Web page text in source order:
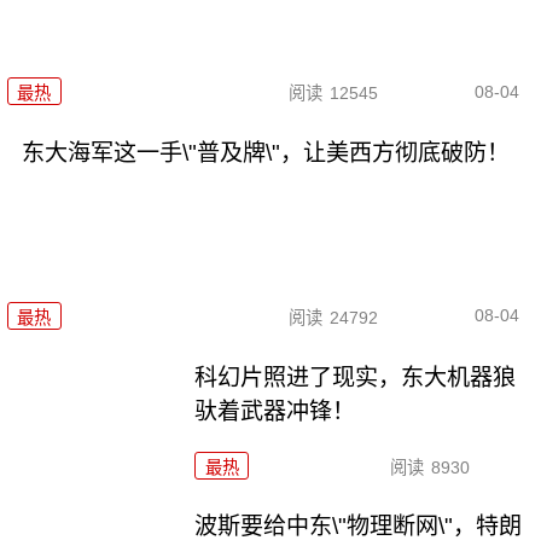
最热 阅读 12545 08-04
东大海军这一手\"普及牌\"，让美西方彻底破防！
最热 阅读 24792 08-04
科幻片照进了现实，东大机器狼
驮着武器冲锋！
最热 阅读 8930
波斯要给中东\"物理断网\"，特朗